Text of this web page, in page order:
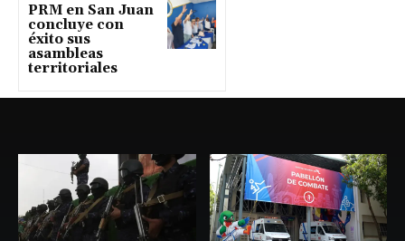
PRM en San Juan
concluye con
éxito sus
asambleas
territoriales